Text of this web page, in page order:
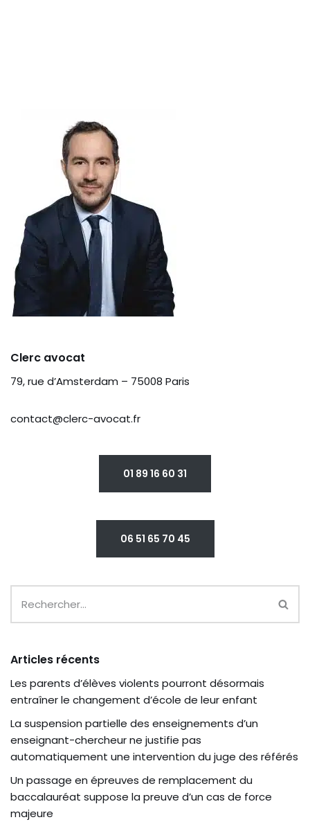
Clerc avocat
79, rue d’Amsterdam – 75008 Paris
contact@clerc-avocat.fr
01 89 16 60 31
06 51 65 70 45
Articles récents
Les parents d’élèves violents pourront désormais
entraîner le changement d’école de leur enfant
La suspension partielle des enseignements d’un
enseignant-chercheur ne justifie pas
automatiquement une intervention du juge des référés
Un passage en épreuves de remplacement du
baccalauréat suppose la preuve d’un cas de force
majeure